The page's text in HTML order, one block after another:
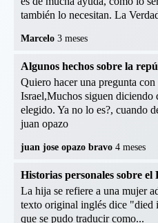
también lo necesitan. La
Marcelo 3 meses
Algunos hechos sobre la
Quiero hacer una pregunta
Israel,Muchos siguen diciendo
elegido. Ya no lo es?, cuando
juan opazo
juan jose opazo bravo 4 meses
Historias personales sobre el
La hija se refiere a una mujer
texto original inglés dice "died
que se pudo traducir como...